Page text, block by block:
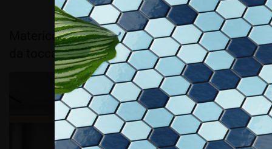
Materico contemporaneo l’arredo decorativo
da toccare con gli occhi